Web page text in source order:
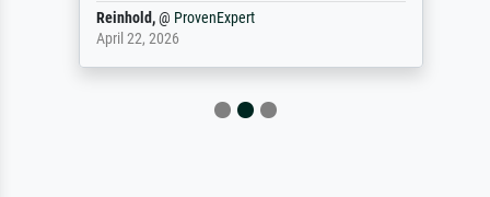
Reinhold,@ProvenExpert
April 22, 2026